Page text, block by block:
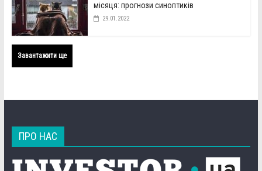
місяця: прогнози синоптиків
29.01.2022
Завантажити ще
ПРО НАС